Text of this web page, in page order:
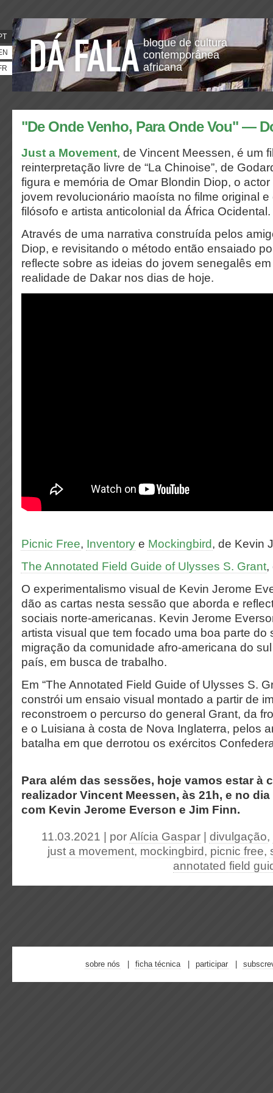
blogue de cultura
contemporânea
africana
"De Onde Venho, Para Onde Vou" —
Just a Movement, de Vincent Meessen, é um
reinterpretação livre de “La Chinoise”, de
figura e memória de Omar Blondin Diop, o
jovem revolucionário maoísta no filme original
filósofo e artista anticolonial da África Ocidental.
Através de uma narrativa construída pelos
Diop, e revisitando o método então ensaiado
reflecte sobre as ideias do jovem senegalês
realidade de Dakar nos dias de hoje.
Picnic Free, Inventory e Mockingbird, de Kevin
The Annotated Field Guide of Ulysses S. Grant,
O experimentalismo visual de Kevin Jerome
dão as cartas nesta sessão que aborda e
sociais norte-americanas. Kevin Jerome
artista visual que tem focado uma boa parte do
migração da comunidade afro-americana do
país, em busca de trabalho.
Em “The Annotated Field Guide of Ulysses S.
constrói um ensaio visual montado a partir de
reconstroem o percurso do general Grant, da
e o Luisiana à costa de Nova Inglaterra, pelos
batalha em que derrotou os exércitos
Para além das sessões, hoje vamos estar à
realizador Vincent Meessen, às 21h, e no
com Kevin Jerome Everson e Jim Finn.
11.03.2021 | por Alícia Gaspar divulgação,
just a movement, mockingbird, picnic free,
annotated field
sobre nós ficha técnica participar